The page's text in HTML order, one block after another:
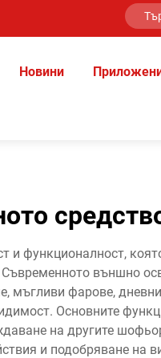
Новини
и функционалност,
външно
мъгливи фарове,
Основните
на другите
и подобряване на